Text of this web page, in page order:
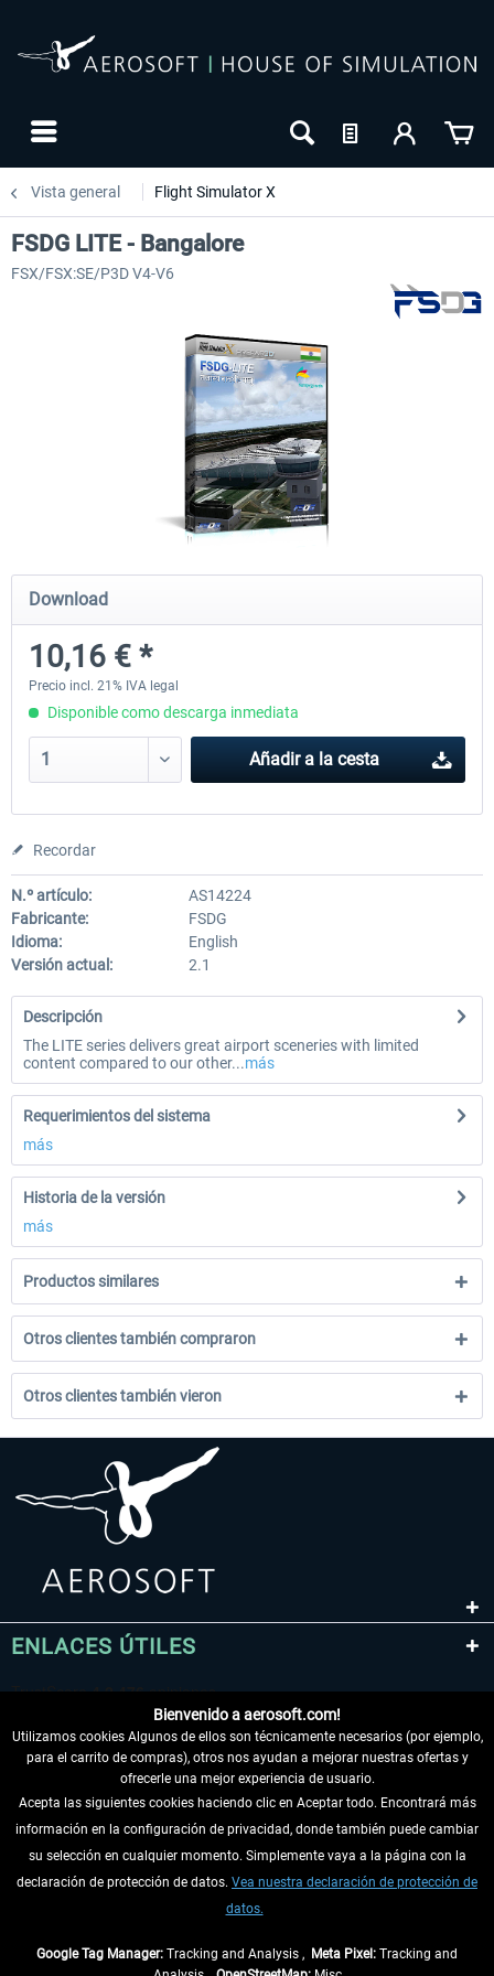
Vista general Flight Simulator X
Airbus A320/A321
43,04 € *
Airbus Bundle
FSDG LITE - Bangalore
FSX/FSX:SE/P3D V4-V6
Download
10,16 € *
Precio incl. 21% IVA legal
Disponible como descarga inmediata
Añadir a la cesta
Recordar
N.º artículo:
AS14224
Fabricante:
FSDG
Idioma:
English
Versión actual:
2.1
Descripción
The LITE series delivers great airport sceneries with limited
content compared to our other...más
Requerimientos del sistema
más
Historia de la versión
más
Productos similares
Otros clientes también compraron
Otros clientes también vieron
ENLACES ÚTILES
DESISTIR DEL CONTRATO
INFORMACIÓN
Bienvenido a aerosoft.com!
Utilizamos cookies Algunos de ellos son técnicamente necesarios (por ejemplo,
para el carrito de compras), otros nos ayudan a mejorar nuestras ofertas y
ofrecerle una mejor experiencia de usuario.
Acepta las siguientes cookies haciendo clic en Aceptar todo. Encontrará más
información en la configuración de privacidad, donde también puede cambiar
su selección en cualquier momento. Simplemente vaya a la página con la
declaración de protección de datos. Vea nuestra declaración de protección de
datos.
Google Tag Manager: Tracking and Analysis , Meta Pixel: Tracking and